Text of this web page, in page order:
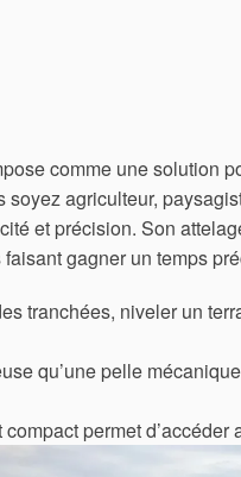
comme une solution
soyez agriculteur,
et précision. Son
gagner un temps
tranchées, niveler un
qu’une pelle
permet d’accéder